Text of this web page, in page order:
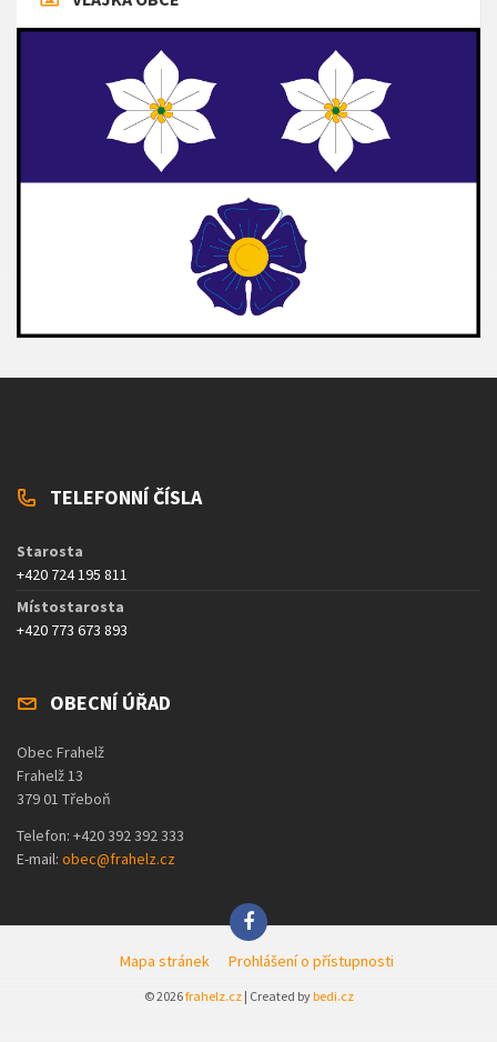
TELEFONNÍ ČÍSLA
Starosta
+420 724 195 811
Místostarosta
+420 773 673 893
OBECNÍ ÚŘAD
Obec Frahelž
Frahelž 13
379 01 Třeboň
Telefon: +420 392 392 333
E-mail: obec@frahelz.cz
Mapa stránek Prohlášení o přístupnosti
© 2026frahelz.cz| Created bybedi.cz